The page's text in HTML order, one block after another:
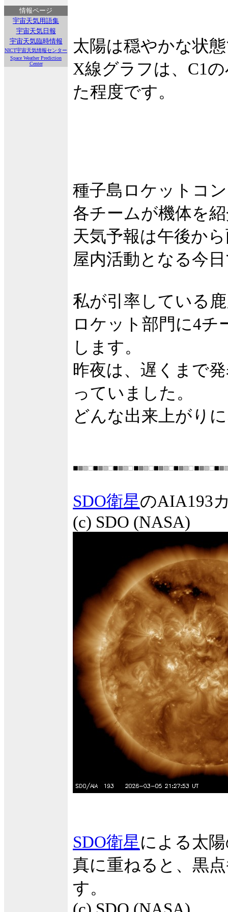
情報ページ
宇宙天気用語集
宇宙天気日報
宇宙天気臨時情報
NICT宇宙天気情報センター
Space Weather Prediction
Center
太陽は穏やかな状
X線グラフは、C1
た程度です。
種子島ロケットコ
各チームが機体を
天気予報は午後か
屋内活動となる今
私が引率している
ロケット部門に4チ
します。
昨夜は、遅くまで
っていました。
どんな出来上がり
SDO衛星のAIA193
(c) SDO (NASA)
SDO衛星による太
真に重ねると、黒
す。